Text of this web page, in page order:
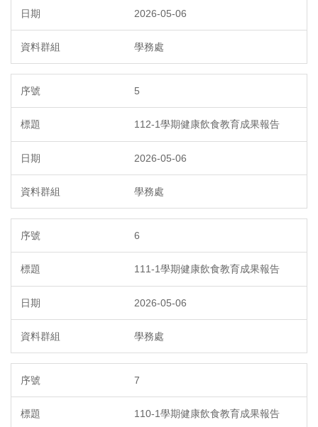
2026-05-06
學務處
5
112-1學期健康飲食教育成果報告
2026-05-06
學務處
6
111-1學期健康飲食教育成果報告
2026-05-06
學務處
7
110-1學期健康飲食教育成果報告